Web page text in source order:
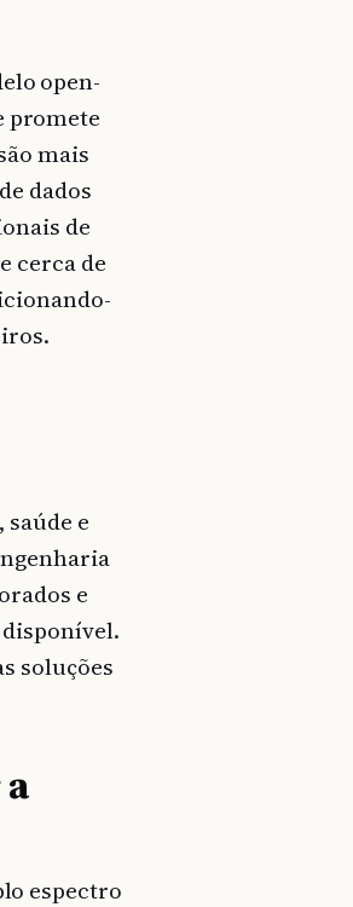
open-
promete
mais
dados
de
cerca de
e
e
soluções
espectro